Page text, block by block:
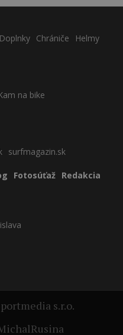
Doplnky Chrániče
Helmy
na bike
surfmagazin.sk
Fotosúťaž Redakcia
s.r.o.